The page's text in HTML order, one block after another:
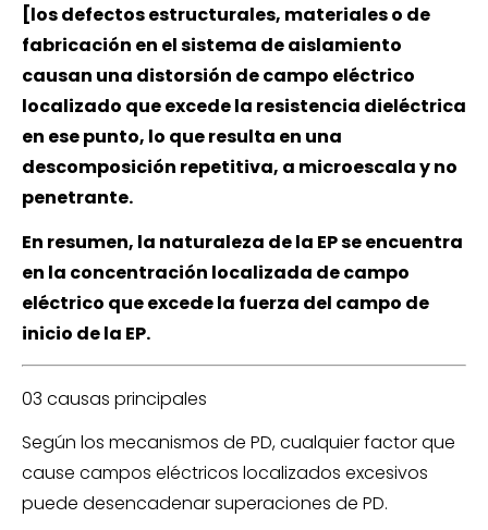
[los defectos estructurales, materiales o de
fabricación en el sistema de aislamiento
causan una distorsión de campo eléctrico
localizado que excede la resistencia dieléctrica
en ese punto, lo que resulta en una
descomposición repetitiva, a microescala y no
penetrante.
En resumen, la naturaleza de la EP se encuentra
en la concentración localizada de campo
eléctrico que excede la fuerza del campo de
inicio de la EP.
03 causas principales
Según los mecanismos de PD, cualquier factor que
cause campos eléctricos localizados excesivos
puede desencadenar superaciones de PD.